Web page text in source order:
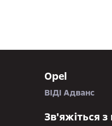
Opel
ВІДІ Адванс
Зв'яжіться